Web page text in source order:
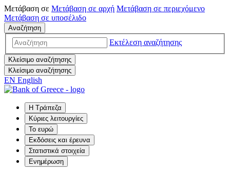
Μετάβαση σε Μετάβαση σε αρχή Μετάβαση σε περιεχόμενο
Μετάβαση σε υποσέλιδο
Αναζήτηση
Εκτέλεση αναζήτησης
Κλείσιμο αναζήτησης
Κλείσιμο αναζήτησης
EN English
Η Τράπεζα
Κύριες λειτουργίες
Το ευρώ
Εκδόσεις και έρευνα
Στατιστικά στοιχεία
Ενημέρωση